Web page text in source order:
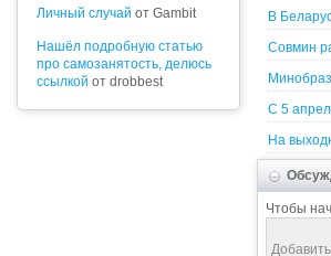
Личный случай от Gambit
Нашёл подробную статью
про самозанятость, делюсь
ссылкой от drobbest
В
Совмин
С 5
На
Чтобы